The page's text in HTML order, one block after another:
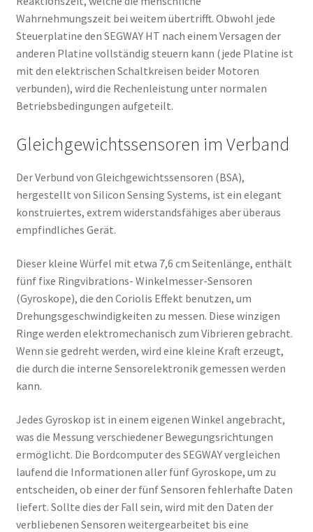
Wahrnehmungszeit bei weitem übertrifft. Obwohl jede
Steuerplatine den SEGWAY HT nach einem Versagen der
anderen Platine vollständig steuern kann (jede Platine ist
mit den elektrischen Schaltkreisen beider Motoren
verbunden), wird die Rechenleistung unter normalen
Betriebsbedingungen aufgeteilt.
Gleichgewichtssensoren im Verband
Der Verbund von Gleichgewichtssensoren (BSA),
hergestellt von Silicon Sensing Systems, ist ein elegant
konstruiertes, extrem widerstandsfähiges aber überaus
empfindliches Gerät.
Dieser kleine Würfel mit etwa 7,6 cm Seitenlänge, enthält
fünf fixe Ringvibrations- Winkelmesser-Sensoren
(Gyroskope), die den Coriolis Effekt benutzen, um
Drehungsgeschwindigkeiten zu messen. Diese winzigen
Ringe werden elektromechanisch zum Vibrieren gebracht.
Wenn sie gedreht werden, wird eine kleine Kraft erzeugt,
die durch die interne Sensorelektronik gemessen werden
kann.
Jedes Gyroskop ist in einem eigenen Winkel angebracht,
was die Messung verschiedener Bewegungsrichtungen
ermöglicht. Die Bordcomputer des SEGWAY vergleichen
laufend die Informationen aller fünf Gyroskope, um zu
entscheiden, ob einer der fünf Sensoren fehlerhafte Daten
liefert. Sollte dies der Fall sein, wird mit den Daten der
verbliebenen Sensoren weitergearbeitet bis eine